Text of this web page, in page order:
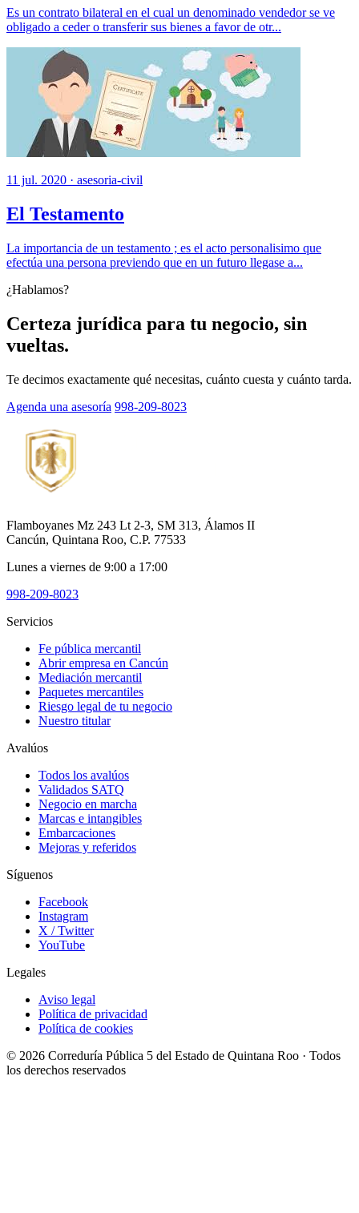
Es un contrato bilateral en el cual un denominado vendedor se ve
obligado a ceder o transferir sus bienes a favor de otr...
11 jul. 2020 · asesoria-civil
El Testamento
La importancia de un testamento ; es el acto personalisimo que
efectúa una persona previendo que en un futuro llegase a...
¿Hablamos?
Certeza jurídica para tu negocio, sin
vueltas.
Te decimos exactamente qué necesitas, cuánto cuesta y cuánto tarda.
Agenda una asesoría 998-209-8023
Flamboyanes Mz 243 Lt 2-3, SM 313, Álamos II
Cancún, Quintana Roo, C.P. 77533
Lunes a viernes de 9:00 a 17:00
998-209-8023
Servicios
Fe pública mercantil
Abrir empresa en Cancún
Mediación mercantil
Paquetes mercantiles
Riesgo legal de tu negocio
Nuestro titular
Avalúos
Todos los avalúos
Validados SATQ
Negocio en marcha
Marcas e intangibles
Embarcaciones
Mejoras y referidos
Síguenos
Facebook
Instagram
X / Twitter
YouTube
Legales
Aviso legal
Política de privacidad
Política de cookies
© 2026 Correduría Pública 5 del Estado de Quintana Roo · Todos
los derechos reservados